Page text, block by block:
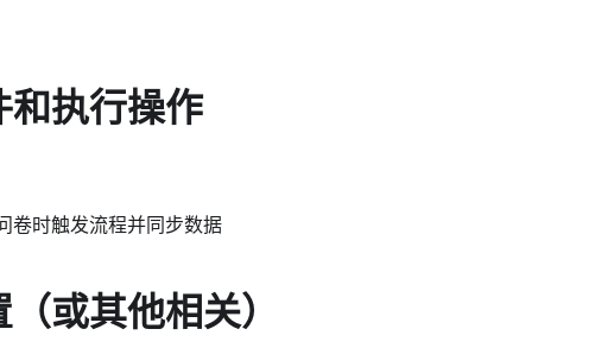
执行操作
卷时触发流程并同步数据
或其他相关）